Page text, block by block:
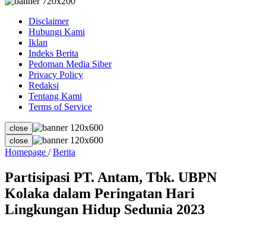
Disclaimer
Hubungi Kami
Iklan
Indeks Berita
Pedoman Media Siber
Privacy Policy
Redaksi
Tentang Kami
Terms of Service
close
close
Homepage / Berita
Antam,
Tbk.
UBPN
Kolaka
dalam
Partisipasi PT. Antam, Tbk. UBPN
Kolaka dalam Peringatan Hari
Lingkungan Hidup Sedunia 2023